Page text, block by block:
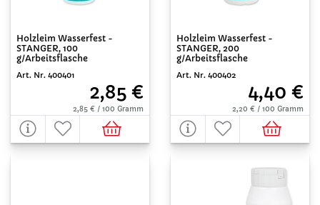
Holzleim Wasserfest -
STANGER, 100
g/Arbeitsflasche
Art. Nr. 400401
2,85 €
2,85 € / 100 Gramm
Holzleim Wasserfest -
STANGER, 200
g/Arbeitsflasche
Art. Nr. 400402
4,40 €
2,20 € / 100 Gramm